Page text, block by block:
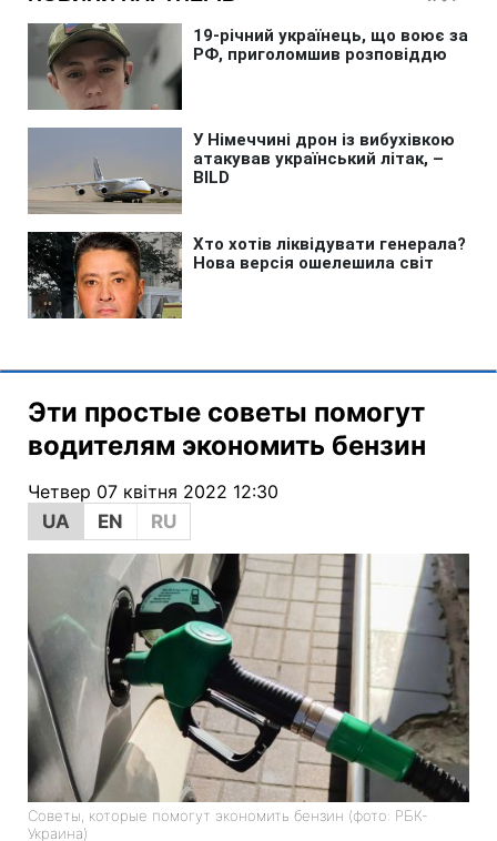
Эти простые советы помогут
водителям экономить бензин
Четвер 07 квітня 2022 12:30
UA
EN RU
Советы, которые помогут экономить бензин (фото: РБК-
Украина)